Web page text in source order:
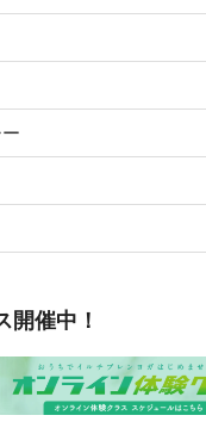
開催中！